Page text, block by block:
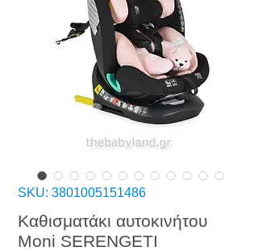
SKU: 3801005151486
Καθισματάκι αυτοκινήτου
Moni SERENGETI